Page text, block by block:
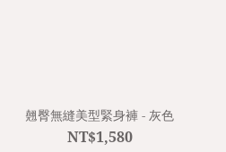
翹臀無縫美型緊身褲 - 灰色
NT$1,580